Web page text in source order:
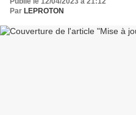
Par LEPROTON